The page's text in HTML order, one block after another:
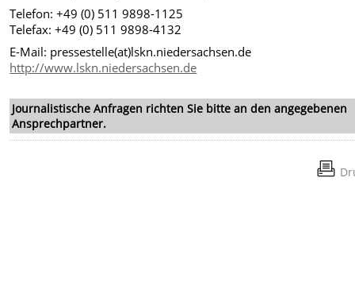
Telefon: +49 (0) 511 9898-1125
Telefax: +49 (0) 511 9898-4132
E-Mail: pressestelle(at)lskn.niedersachsen.de
http://www.lskn.niedersachsen.de
Journalistische Anfragen richten Sie bitte an den angegebenen
Ansprechpartner.